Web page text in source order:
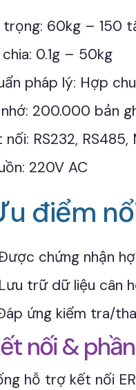
trọng: 60kg – 150
0.1g – 50kg
pháp lý: Hợp
200.000 bản
nối: RS232, RS485,
220V AC
điểm
chứng nhận
trữ dữ liệu cân
ứng kiểm tra/
nối &
hỗ trợ kết nối